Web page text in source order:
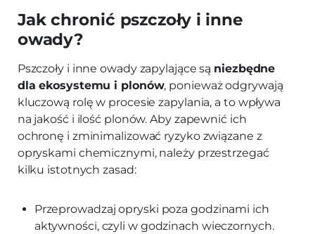
Jak chronić pszczoły i inne
owady?
Pszczoły i inne owady zapylające są niezbędne
dla ekosystemu i plonów, ponieważ odgrywają
kluczową rolę w procesie zapylania, a to wpływa
na jakość i ilość plonów. Aby zapewnić ich
ochronę i zminimalizować ryzyko związane z
opryskami chemicznymi, należy przestrzegać
kilku istotnych zasad:
Przeprowadzaj opryski poza godzinami ich
aktywności, czyli w godzinach wieczornych.